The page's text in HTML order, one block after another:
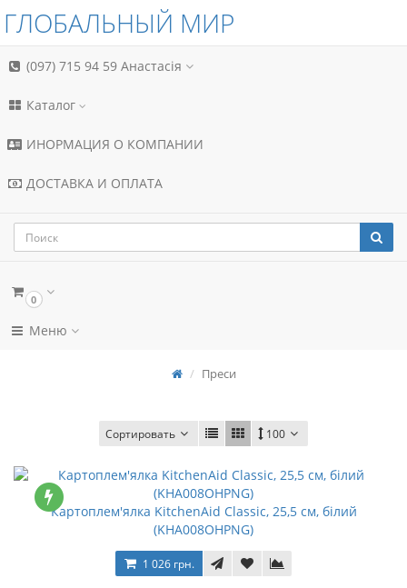
ГЛОБАЛЬНЫЙ МИР
(097) 715 94 59 Анастасія
Каталог
ИНОРМАЦИЯ О КОМПАНИИ
ДОСТАВКА И ОПЛАТА
0
Меню
Преси
Сортировать 100
Картоплем'ялка KitchenAid Classic, 25,5 см, білий
(KHA008OHPNG)
1 026 грн.